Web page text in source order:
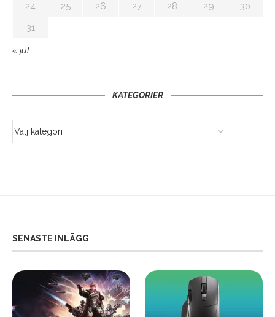
24
25 26 27 28 29
30
31
« jul
KATEGORIER
SENASTE INLÄGG